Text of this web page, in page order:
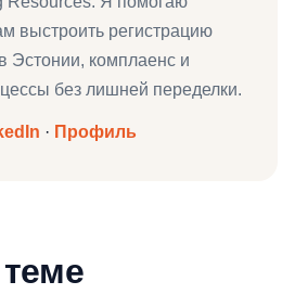
выстроить регистрацию
Эстонии, комплаенс и
без лишней переделки.
· Профиль